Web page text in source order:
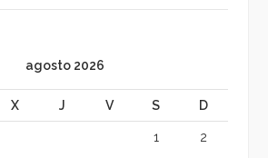
agosto 2026
X J V S D
1 2